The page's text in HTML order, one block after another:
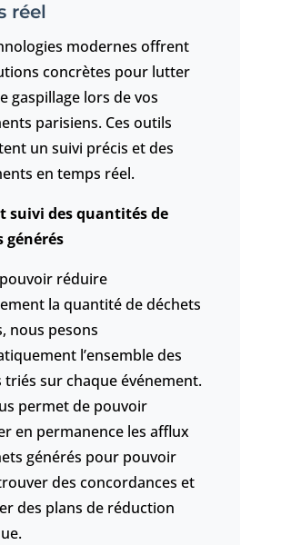
réel
modernes offrent
concrètes pour lutter
gaspillage lors de vos
parisiens. Ces outils
un suivi précis et des
en temps réel.
suivi des quantités de
générés
réduire
la quantité de déchets
nous pesons
l’ensemble des
triés sur chaque événement.
permet de pouvoir
en permanence les afflux
générés pour pouvoir
des concordances et
des plans de réduction